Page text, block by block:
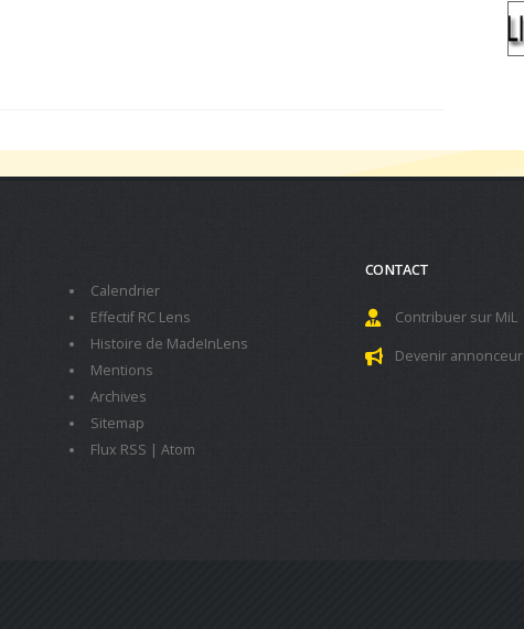
Calendrier
Effectif RC Lens
Histoire de MadeInLens
Mentions
Archives
Sitemap
Flux RSS | Atom
CONTACT
Contribuer sur MiL
Devenir annonceur